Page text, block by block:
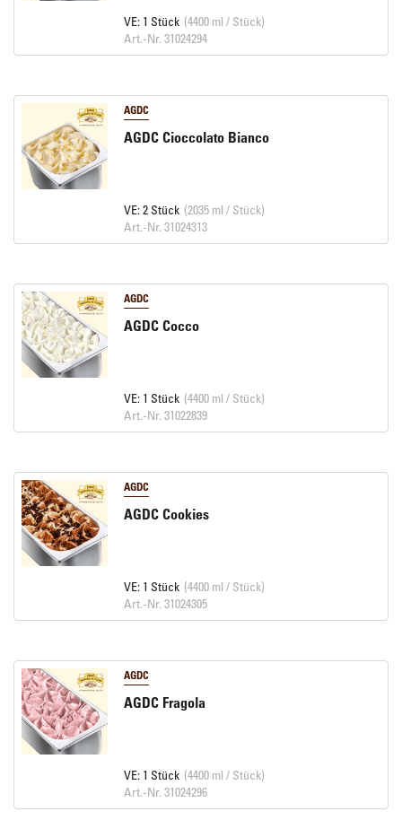
VE: 1 Stück (4400 ml / Stück)
Art.-Nr. 31024294
AGDC
AGDC Cioccolato Bianco
VE: 2 Stück (2035 ml / Stück)
Art.-Nr. 31024313
AGDC
AGDC Cocco
VE: 1 Stück (4400 ml / Stück)
Art.-Nr. 31022839
AGDC
AGDC Cookies
VE: 1 Stück (4400 ml / Stück)
Art.-Nr. 31024305
AGDC
AGDC Fragola
VE: 1 Stück (4400 ml / Stück)
Art.-Nr. 31024296